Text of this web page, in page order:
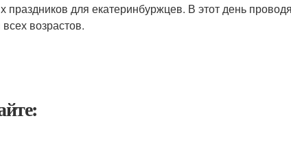
для екатеринбуржцев. В этот день
возрастов.